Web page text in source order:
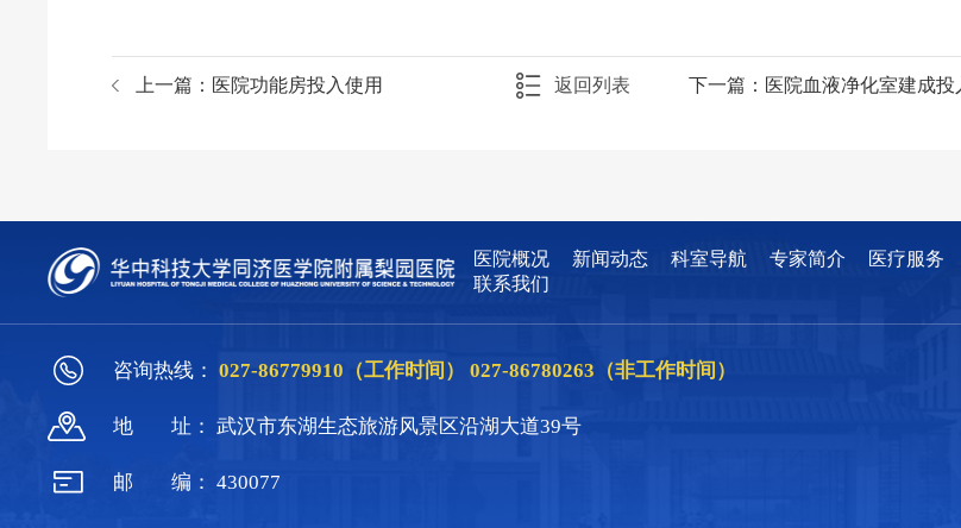
上一篇： 医院功能房投入使用 返回列表 医院血液净化室建成投
下一篇：
医院概况 新闻动态 科室导航 专家简介 医疗服务
联系我们
咨询热线： 027-86779910（工作时间）027-86780263（非工作时间）
地 址： 武汉市东湖生态旅游风景区沿湖大道39号
邮 编： 430077